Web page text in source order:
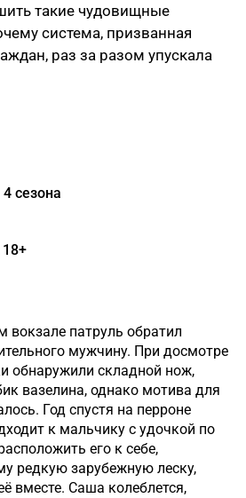
такие чудовищные
система, призванная
раз за разом упускала
4 сезона
18+
вокзале патруль обратил
мужчину. При досмотре
обнаружили складной нож,
вазелина, однако мотива для
Год спустя на перроне
к мальчику с удочкой по
его к себе,
редкую зарубежную леску,
вместе. Саша колеблется,